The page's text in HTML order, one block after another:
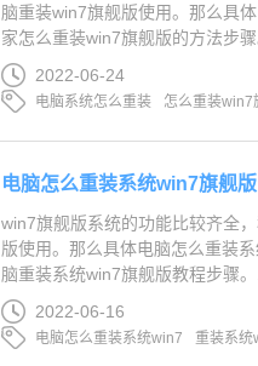
脑重装win7旗舰版使用。那么具
家怎么重装win7旗舰版的方法步骤
2022-06-24
电脑系统怎么重装 怎么重装win7
电脑怎么重装系统win7旗舰版
win7旗舰版系统的功能比较齐全
版使用。那么具体电脑怎么重装
脑重装系统win7旗舰版教程步骤。
2022-06-16
电脑怎么重装系统win7 重装系统